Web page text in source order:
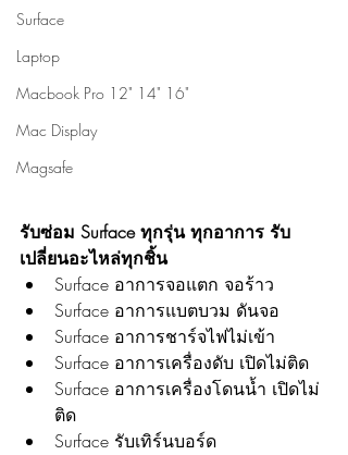
Surface
Laptop
Macbook Pro 12" 14" 16"
Mac Display
Magsafe
รับซ่อม Surface ทุกรุ่น ทุกอาการ รับ
เปลี่ยนอะไหล่ทุกชิ้น
Surface อาการจอแตก จอร้าว
Surface อาการแบตบวม ดันจอ
Surface อาการชาร์จไฟไม่เข้า
Surface อาการเครื่องดับ เปิดไม่ติด
Surface อาการเครื่องโดนน้ำ เปิดไม่
ติด
Surface รับเทิร์นบอร์ด